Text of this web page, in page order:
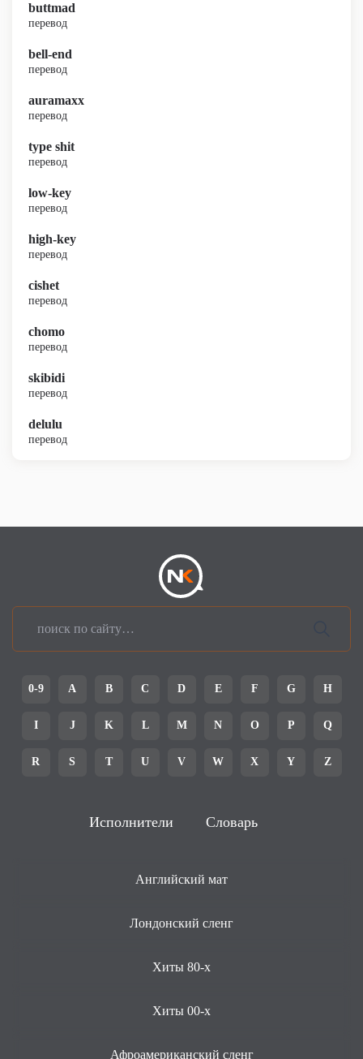
buttmad
перевод
bell-end
перевод
auramaxx
перевод
type shit
перевод
low-key
перевод
high-key
перевод
cishet
перевод
chomo
перевод
skibidi
перевод
delulu
перевод
0-9 A B C D E F G H
I J K L M N O P Q
R S T U V W X Y Z
Исполнители Словарь
Английский мат
Лондонский сленг
Хиты 80-х
Хиты 00-х
Афроамериканский сленг